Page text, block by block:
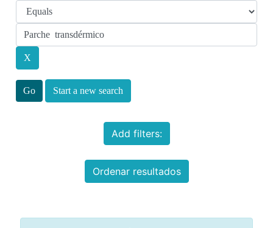
Start a new search
Add filters:
Ordenar resultados